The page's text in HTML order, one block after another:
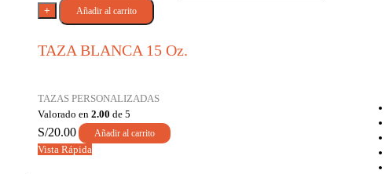
+
Añadir al carrito
TAZA BLANCA 15 Oz.
TAZAS PERSONALIZADAS
Valorado en 2.00 de 5
S/20.00 Añadir al carrito
Vista Rápida